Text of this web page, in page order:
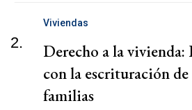
2.
Viviendas
Derecho a la vivienda:
con la escrituración de
familias